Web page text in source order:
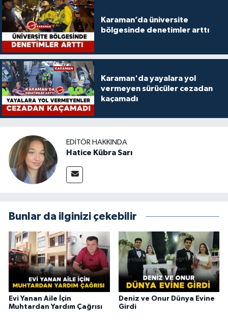
Karaman’da üniversite
bölgesinde denetimler arttı
Karaman'da yayalara yol
vermeyen sürücüler cezadan
kaçamadı
EDITÖR HAKKINDA
Hatice Kübra Sarı
Bunlar da ilginizi çekebilir
Evi Yanan Aile İçin
Muhtardan Yardım Çağrısı
Deniz ve Onur Dünya Evine
Girdi